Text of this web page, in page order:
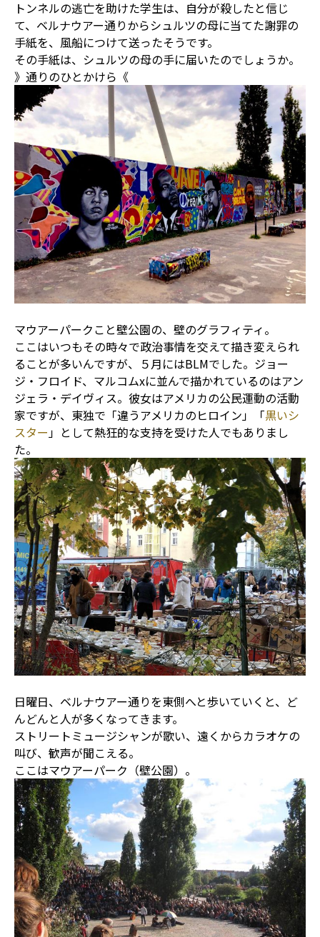
トンネルの逃亡を助けた学生は、自分が殺したと信じ
て、ベルナウアー通りからシュルツの母に当てた謝罪の
手紙を、風船につけて送ったそうです。
その手紙は、シュルツの母の手に届いたのでしょうか。
》通りのひとかけら《
マウアーパークこと壁公園の、壁のグラフィティ。
ここはいつもその時々で政治事情を交えて描き変えられ
ることが多いんですが、５月にはBLMでした。ジョー
ジ・フロイド、マルコムxに並んで描かれているのはアン
ジェラ・デイヴィス。彼女はアメリカの公民運動の活動
家ですが、東独で「違うアメリカのヒロイン」「黒いシ
スター 」として熱狂的な支持を受けた人でもありまし
た。
日曜日、ベルナウアー通りを東側へと歩いていくと、ど
んどんと人が多くなってきます。
ストリートミュージシャンが歌い、遠くからカラオケの
叫び、歓声が聞こえる。
ここはマウアーパーク（壁公園）。